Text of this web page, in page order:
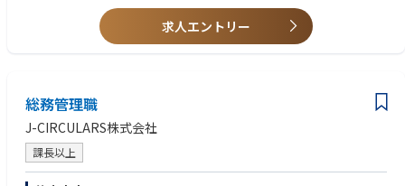
■キャリアパス：
トヨタL&Fカンパニー内の監査実務を通じて、事業部の構成や業務プロセ
待しています。
また、将来的には、経験や専門性に応じて、カンパニー外の関係会社に対
する業務確認や改善支援に関与していただくことも想定しています。
【配属先部署について】
■配属部署のミッション：
求人エントリー
総務管理職
J-CIRCULARS株式会社
課長以上